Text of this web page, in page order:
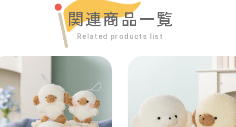
関連商品一覧
Related products list